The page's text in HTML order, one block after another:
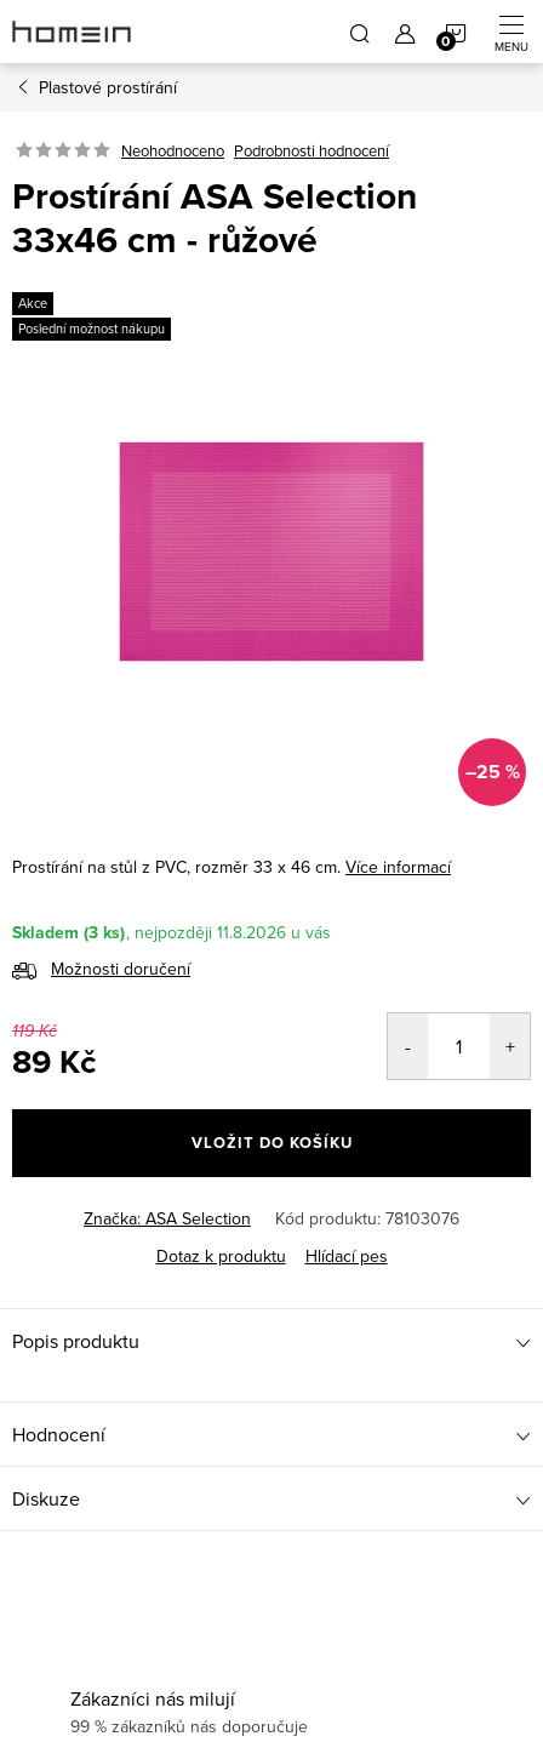
na
obsah
Plastové prostírání
Neohodnoceno Podrobnosti hodnocení
Prostírání ASA Selection
33x46 cm - růžové
Akce
Poslední možnost nákupu
–25 %
Prostírání na stůl z PVC, rozměr 33 x 46 cm. Více informací
Skladem (3 ks)
11.8.2026
Možnosti doručení
119 Kč
89 Kč
cena:
VLOŽIT DO KOŠÍKU
Značka: ASA Selection Kód produktu: 78103076
Dotaz k produktu
Hlídací pes
Popis produktu
Hodnocení
Diskuze
Zákazníci nás milují
99 % zákazníků nás doporučuje